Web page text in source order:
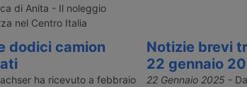
di Anita - Il noleggio
nel Centro Italia
dodici camion
ha ricevuto a febbraio
Notizie brevi
22 gennaio
22 Gennaio 2025 -